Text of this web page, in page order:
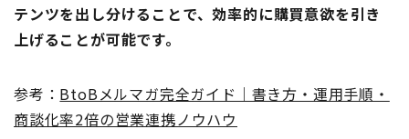
テンツを出し分けることで、効率的に購買意欲を引き
上げることが可能です。
参考： BtoBメルマガ完全ガイド｜書き方・運用手順・
商談化率2倍の営業連携ノウハウ